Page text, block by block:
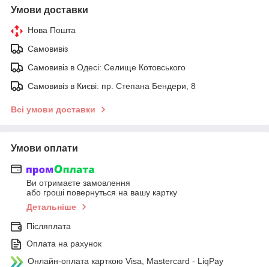
Умови доставки
Нова Пошта
Самовивіз
Самовивіз в Одесі: Селище Котовського
Самовивіз в Києві: пр. Степана Бендери, 8
Всі умови доставки
Умови оплати
Ви отримаєте замовлення
або гроші повернуться на вашу картку
Детальніше
Післяплата
Оплата на рахунок
Онлайн-оплата карткою Visa, Mastercard - LiqPay